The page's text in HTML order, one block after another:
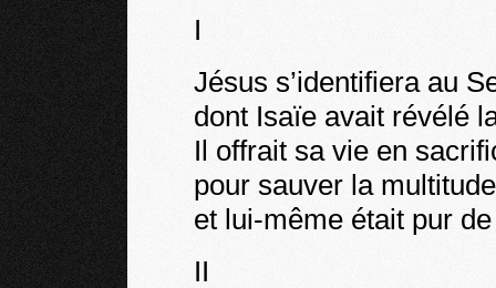
I
Jésus s’identifiera au
dont Isaïe avait révélé
Il offrait sa vie en
pour sauver la
et lui-même était pur
II